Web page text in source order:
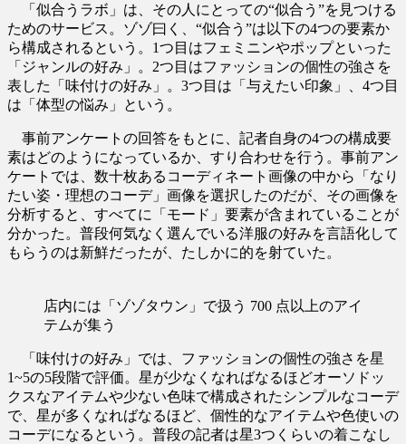
「似合うラボ」は、その人にとっての“似合う”を見つける
ためのサービス。ゾゾ曰く、“似合う”は以下の4つの要素か
ら構成されるという。1つ目はフェミニンやポップといった
「ジャンルの好み」。2つ目はファッションの個性の強さを
表した「味付けの好み」。3つ目は「与えたい印象」、4つ目
は「体型の悩み」という。
事前アンケートの回答をもとに、記者自身の4つの構成要
素はどのようになっているか、すり合わせを行う。事前アン
ケートでは、数十枚あるコーディネート画像の中から「なり
たい姿・理想のコーデ」画像を選択したのだが、その画像を
分析すると、すべてに「モード」要素が含まれていることが
分かった。普段何気なく選んでいる洋服の好みを言語化して
もらうのは新鮮だったが、たしかに的を射ていた。
店内には「ゾゾタウン」で扱う 700 点以上のアイ
テムが集う
「味付けの好み」では、ファッションの個性の強さを星
1~5の5段階で評価。星が少なくなればなるほどオーソドッ
クスなアイテムや少ない色味で構成されたシンプルなコーデ
で、星が多くなればなるほど、個性的なアイテムや色使いの
コーデになるという。普段の記者は星3つくらいの着こなし